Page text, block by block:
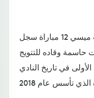
ومنذ وصوله إلى إنتر ميامي لعب ميسي 12 مباراة سجل
لزملائه 5 تمريرات حاسمة وقاده للتتويج
في تاريخ النادي